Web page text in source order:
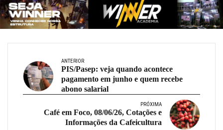
ANTERIOR
PIS/Pasep: veja quando acontece
pagamento em junho e quem recebe
abono salarial
PRÓXIMA
Café em Foco, 08/06/26, Cotações e
Informações da Cafeicultura